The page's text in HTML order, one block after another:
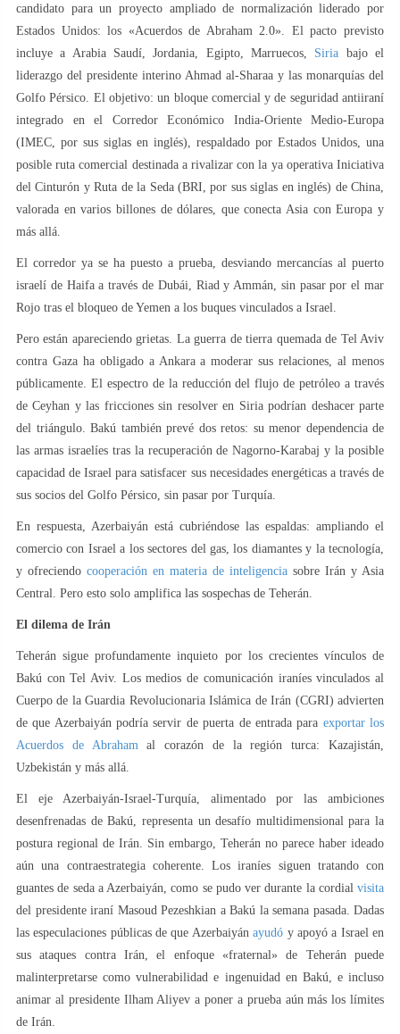
candidato para un proyecto ampliado de normalización liderado por
Estados Unidos: los «Acuerdos de Abraham 2.0». El pacto previsto
incluye a Arabia Saudí, Jordania, Egipto, Marruecos, Siria bajo el
liderazgo del presidente interino Ahmad al-Sharaa y las monarquías del
Golfo Pérsico. El objetivo: un bloque comercial y de seguridad antiiraní
integrado en el Corredor Económico India-Oriente Medio-Europa
(IMEC, por sus siglas en inglés), respaldado por Estados Unidos, una
posible ruta comercial destinada a rivalizar con la ya operativa Iniciativa
del Cinturón y Ruta de la Seda (BRI, por sus siglas en inglés) de China,
valorada en varios billones de dólares, que conecta Asia con Europa y
más allá.
El corredor ya se ha puesto a prueba, desviando mercancías al puerto
israelí de Haifa a través de Dubái, Riad y Ammán, sin pasar por el mar
Rojo tras el bloqueo de Yemen a los buques vinculados a Israel.
Pero están apareciendo grietas. La guerra de tierra quemada de Tel Aviv
contra Gaza ha obligado a Ankara a moderar sus relaciones, al menos
públicamente. El espectro de la reducción del flujo de petróleo a través
de Ceyhan y las fricciones sin resolver en Siria podrían deshacer parte
del triángulo. Bakú también prevé dos retos: su menor dependencia de
las armas israelíes tras la recuperación de Nagorno-Karabaj y la posible
capacidad de Israel para satisfacer sus necesidades energéticas a través de
sus socios del Golfo Pérsico, sin pasar por Turquía.
En respuesta, Azerbaiyán está cubriéndose las espaldas: ampliando el
comercio con Israel a los sectores del gas, los diamantes y la tecnología,
y ofreciendo cooperación en materia de inteligencia sobre Irán y Asia
Central. Pero esto solo amplifica las sospechas de Teherán.
El dilema de Irán
Teherán sigue profundamente inquieto por los crecientes vínculos de
Bakú con Tel Aviv. Los medios de comunicación iraníes vinculados al
Cuerpo de la Guardia Revolucionaria Islámica de Irán (CGRI) advierten
de que Azerbaiyán podría servir de puerta de entrada para exportar los
Acuerdos de Abraham al corazón de la región turca: Kazajistán,
Uzbekistán y más allá.
El eje Azerbaiyán-Israel-Turquía, alimentado por las ambiciones
desenfrenadas de Bakú, representa un desafío multidimensional para la
postura regional de Irán. Sin embargo, Teherán no parece haber ideado
aún una contraestrategia coherente. Los iraníes siguen tratando con
guantes de seda a Azerbaiyán, como se pudo ver durante la cordial visita
del presidente iraní Masoud Pezeshkian a Bakú la semana pasada. Dadas
las especulaciones públicas de que Azerbaiyánayudó y apoyó a Israel en
sus ataques contra Irán, el enfoque «fraternal» de Teherán puede
malinterpretarse como vulnerabilidad e ingenuidad en Bakú, e incluso
animar al presidente Ilham Aliyev a poner a prueba aún más los límites
de Irán.